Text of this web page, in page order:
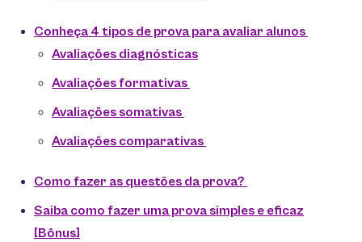
Conheça 4 tipos de prova para avaliar alunos
Avaliações diagnósticas
Avaliações formativas
Avaliações somativas
Avaliações comparativas
Como fazer as questões da prova?
Saiba como fazer uma prova simples e eficaz
[Bônus]